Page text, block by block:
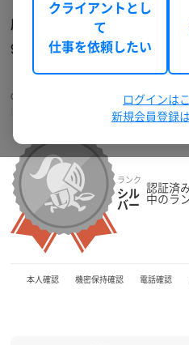
鹿野絢人
90分以内に返信。初心者に
【Lancers of The Year
Californiarollstyle2008 Webデザイナー 個人
ビデオ面談
ランク
シル
バー
認証済
中のラ
本人確認 機密保持確認 電話確認
クライアントとし
て
仕事を依頼したい
ログインは
新規会員登録